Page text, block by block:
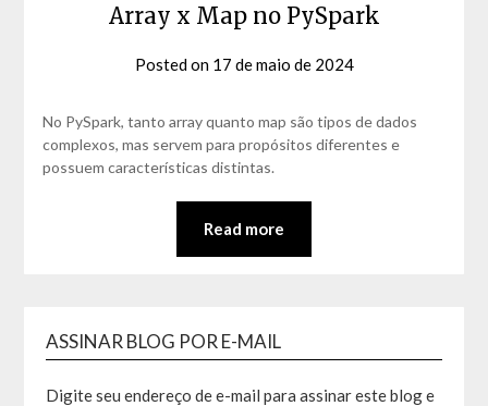
Array x Map no PySpark
Posted on 17 de maio de 2024by
Matos
No PySpark, tanto array quanto map são tipos de dados
complexos, mas servem para propósitos diferentes e
possuem características distintas.
Read more
ASSINAR BLOG POR E-MAIL
Digite seu endereço de e-mail para assinar este blog e